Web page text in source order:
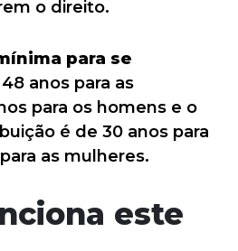
o direito.
para se
anos para as
para os homens e o
é de 30 anos para
as mulheres.
este